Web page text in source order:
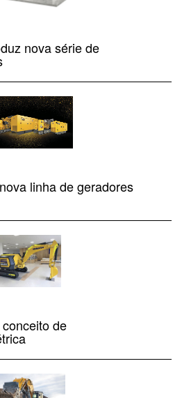
nova série de
linha de geradores
de